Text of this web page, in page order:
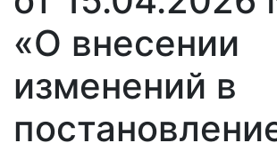
«О внесении
изменений в